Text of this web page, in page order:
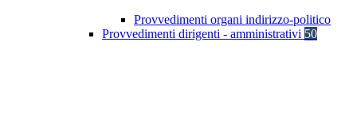
Provvedimenti organi indirizzo-politico
Provvedimenti dirigenti - amministrativi 50